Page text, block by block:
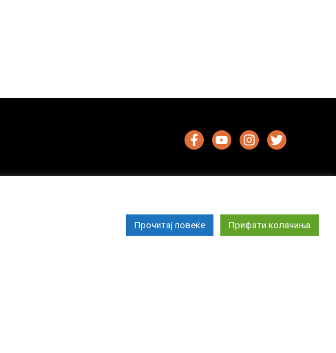
Маркетинг Контакт Услови за користење
Прочитај повеќе Прифати колачиња